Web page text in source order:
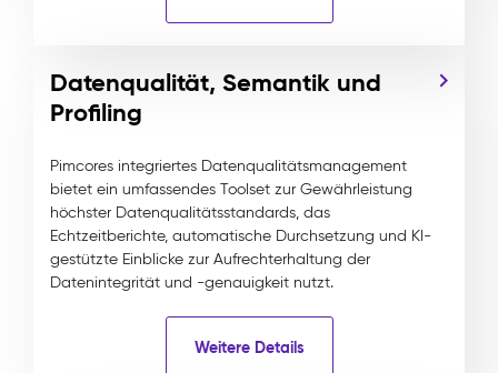
Datenqualität, Semantik und
Profiling
Pimcores integriertes Datenqualitätsmanagement
bietet ein umfassendes Toolset zur Gewährleistung
höchster Datenqualitätsstandards, das
Echtzeitberichte, automatische Durchsetzung und KI-
gestützte Einblicke zur Aufrechterhaltung der
Datenintegrität und -genauigkeit nutzt.
Weitere Details